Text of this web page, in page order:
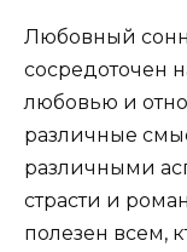
Любовный
сосредоточен
любовью и
различные
различными
страсти и
полезен всем,